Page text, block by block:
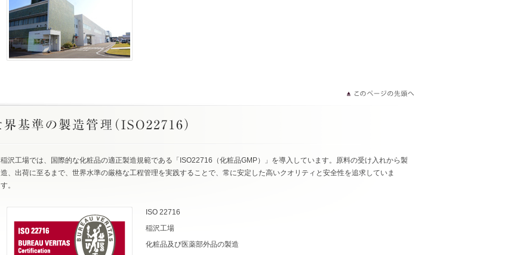
稲沢工場では、国際的な化粧品の適正製造規範である「ISO22716（化粧品GMP）」を導入しています。原料の受け入れから製
造、出荷に至るまで、世界水準の厳格な工程管理を実践することで、常に安定した高いクオリティと安全性を追求していま
す。
ISO 22716
稲沢工場
化粧品及び医薬部外品の製造